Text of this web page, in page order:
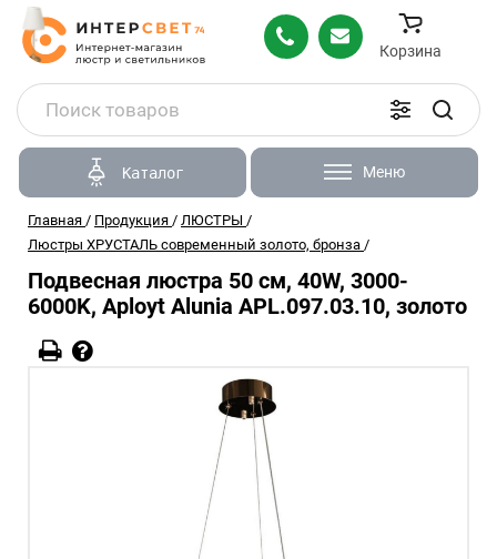
Корзина
Каталог Меню
Главная / Продукция / ЛЮСТРЫ /
Люстры ХРУСТАЛЬ современный золото, бронза /
Подвесная люстра 50 см, 40W, 3000-
6000K, Aployt Alunia APL.097.03.10, золото